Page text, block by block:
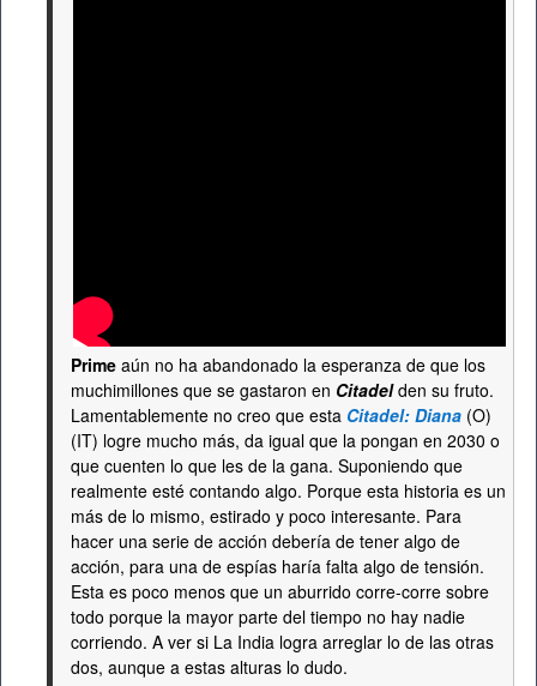
Prime aún no ha abandonado la esperanza de que los
muchimillones que se gastaron en Citadelden su fruto.
Lamentablemente no creo que esta Citadel: Diana (O)
(IT) logre mucho más, da igual que la pongan en 2030 o
que cuenten lo que les de la gana. Suponiendo que
realmente esté contando algo. Porque esta historia es un
más de lo mismo, estirado y poco interesante. Para
hacer una serie de acción debería de tener algo de
acción, para una de espías haría falta algo de tensión.
Esta es poco menos que un aburrido corre-corre sobre
todo porque la mayor parte del tiempo no hay nadie
corriendo. A ver si La India logra arreglar lo de las otras
dos, aunque a estas alturas lo dudo.